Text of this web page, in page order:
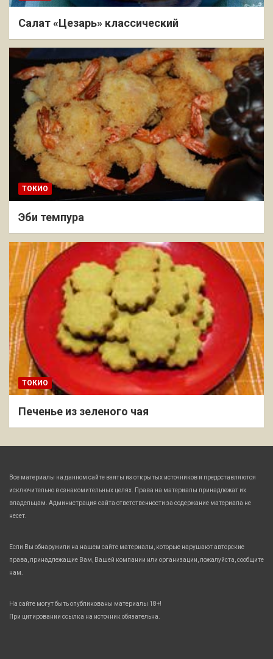
Салат «Цезарь» классический
ТОКИО
Эби темпура
ТОКИО
Печенье из зеленого чая
Все материалы на данном сайте взяты из открытых источников и предоставляются
исключительно в ознакомительных целях. Права на материалы принадлежат их
владельцам. Администрация сайта ответственности за содержание материала не
несет.
Если Вы обнаружили на нашем сайте материалы, которые нарушают авторские
права, принадлежащие Вам, Вашей компании или организации, пожалуйста, сообщите
нам.
На сайте могут быть опубликованы материалы 18+!
При цитировании ссылка на источник обязательна.